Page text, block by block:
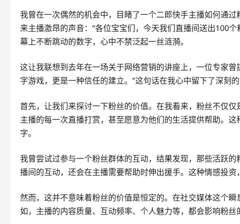
我曾在一次偶然的机会中，目睹了一个二郎快手主播如何通
来主播激昂的声音：“各位宝宝们，今天我们直播间送出100
幕上不断跳动的数字，心中不禁泛起一丝涟漪。
这让我联想到去年在一场关于网络营销的讲座上，一位专家
字游戏，更是一种信任的建立。”这句话在我心中留下了深刻
首先，让我们来探讨一下粉丝的价值。在我看来，粉丝不仅
主播的每一次直播打赏，甚至愿意为他们的生活提供帮助。
字。
我曾尝试过参与一个粉丝群体的互动，结果发现，那些活跃
播间的互动，还会在主播需要帮助时伸出援手。这种情感投资
然而，这并不意味着粉丝的价值是恒定的。在社交媒体这个
如，主播的内容质量、互动频率、个人魅力等，都会影响粉丝